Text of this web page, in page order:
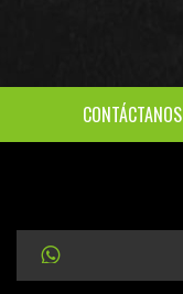
CONTÁCTANOS